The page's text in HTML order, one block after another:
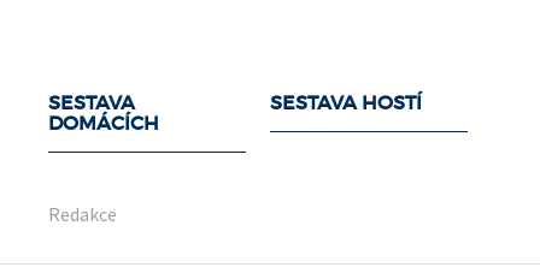
SESTAVA
DOMÁCÍCH
SESTAVA HOSTÍ
Redakce